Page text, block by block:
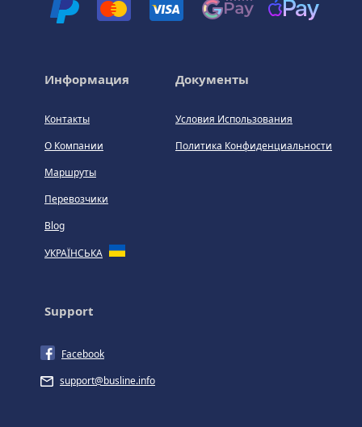
Информация
Контакты
О Компании
Маршруты
Перевозчики
Blog
УКРАЇНСЬКА
Документы
Условия Использования
Политика Конфиденциальности
Support
Facebook
support@busline.info